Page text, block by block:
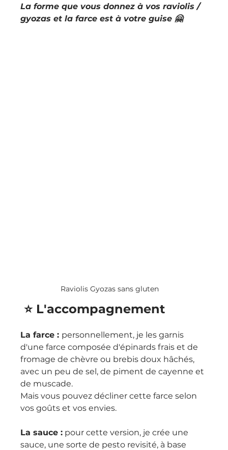
La forme que vous donnez à vos raviolis /
gyozas et la farce est à votre guise 🤗
Raviolis Gyozas sans gluten
⭐️ L'accompagnement
La farce : personnellement, je les garnis
d'une farce composée d'épinards frais et de
fromage de chèvre ou brebis doux hâchés,
avec un peu de sel, de piment de cayenne et
de muscade.
Mais vous pouvez décliner cette farce selon
vos goûts et vos envies.
La sauce : pour cette version, je crée une
sauce, une sorte de pesto revisité, à base